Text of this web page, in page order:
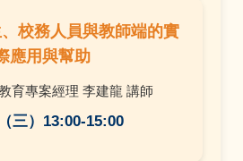
校務人員與教師端的實
應用與幫助
育專案經理 李建龍 講師
三）13:00-15:00